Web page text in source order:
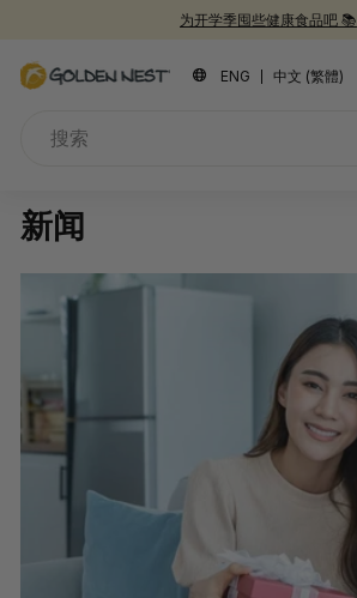
停
为开学季囤些健康食品吧 📚
金
ENG 中文 (繁體)
新闻